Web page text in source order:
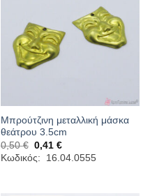
Μπρούτζινη μεταλλική μάσκα
θεάτρου 3.5cm
0,50€ Original
price
was:
0,41 €Η
τρέχουσα
τιμή
Κωδικός: 16.04.0555